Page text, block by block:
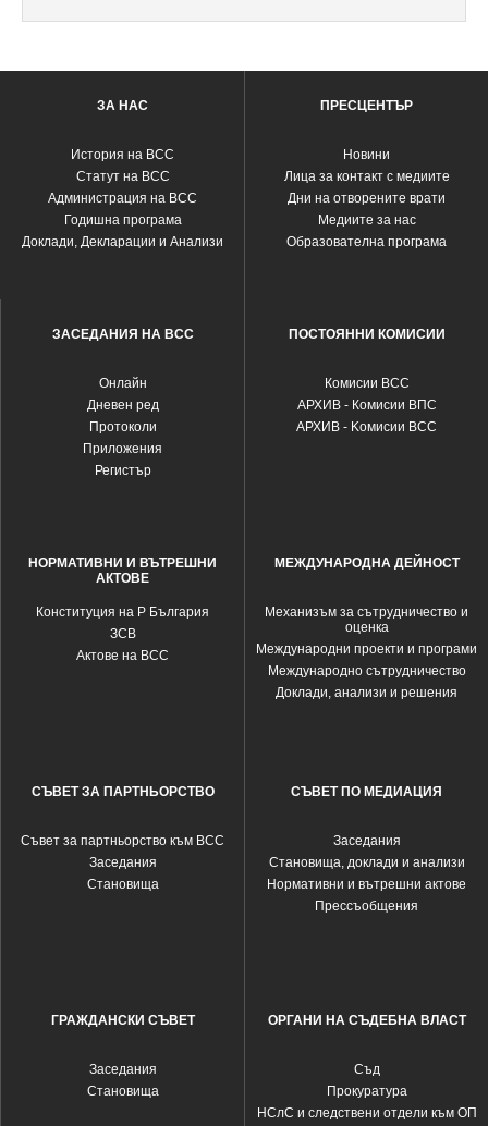
ЗА НАС
История на ВСС
Статут на ВСС
Администрация на ВСС
Годишна програма
Доклади, Декларации и Анализи
ПРЕСЦЕНТЪР
Новини
Лица за контакт с медиите
Дни на отворените врати
Медиите за нас
Образователна програма
ЗАСЕДАНИЯ НА ВСС
Oнлайн
Дневен ред
Протоколи
Приложения
Регистър
ПОСТОЯННИ КОМИСИИ
Комисии ВСС
АРХИВ - Комисии ВПС
АРХИВ - Kомисии ВСС
НОРМАТИВНИ И ВЪТРЕШНИ
АКТОВЕ
Конституция на Р България
ЗСВ
Актове на ВСС
МЕЖДУНАРОДНА ДЕЙНОСТ
Механизъм за сътрудничество и
оценка
Международни проекти и програми
Международно сътрудничество
Доклади, анализи и решения
СЪВЕТ ЗА ПАРТНЬОРСТВО
Съвет за партньорство към ВСС
Заседания
Становища
СЪВЕТ ПО МЕДИАЦИЯ
Заседания
Становища, доклади и анализи
Нормативни и вътрешни актове
Прессъобщения
ГРАЖДАНСКИ СЪВЕТ
Заседания
Становища
ОРГАНИ НА СЪДЕБНА ВЛАСТ
Съд
Прокуратура
НСлС и следствени отдели към ОП